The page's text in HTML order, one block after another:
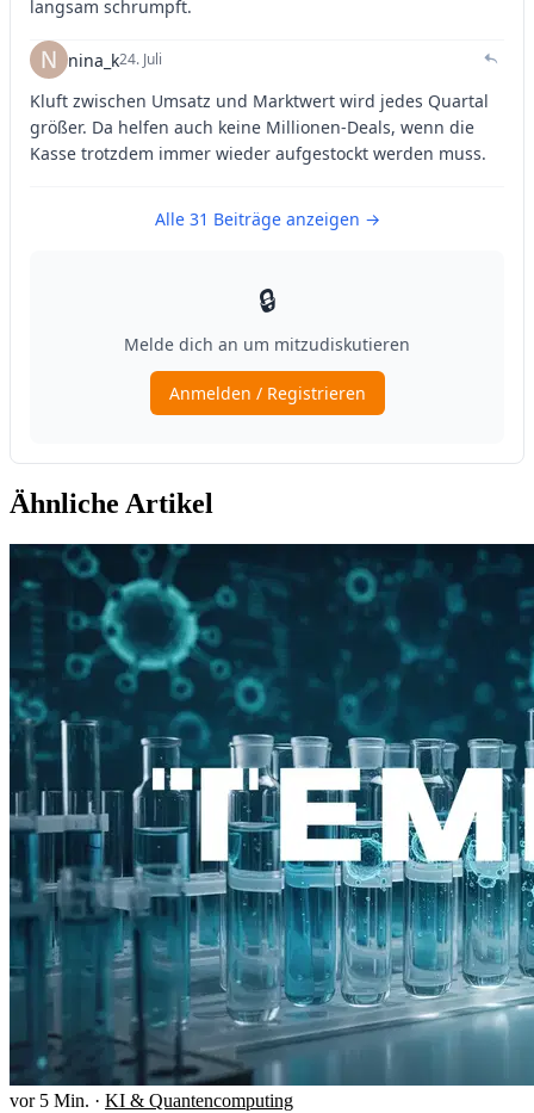
Ähnliche Artikel
vor 5 Min. · KI & Quantencomputing